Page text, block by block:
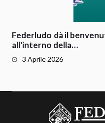
3 Aprile 2026
Federludo dà il
all'interno della…